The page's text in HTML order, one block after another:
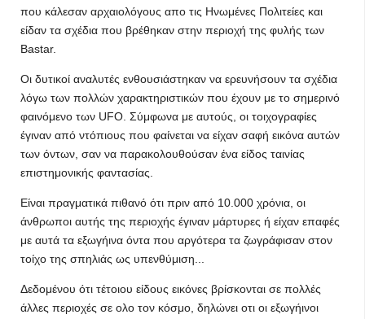
που κάλεσαν αρχαιολόγους απο τις Ηνωμένες Πολιτείες και
είδαν τα σχέδια που βρέθηκαν στην περιοχή της φυλής των
Bastar.
Οι δυτικοί αναλυτές ενθουσιάστηκαν να ερευνήσουν τα σχέδια
λόγω των πολλών χαρακτηριστικών που έχουν με το σημερινό
φαινόμενο των UFO. Σύμφωνα με αυτούς, οι τοιχογραφίες
έγιναν από ντόπιους που φαίνεται να είχαν σαφή εικόνα αυτών
των όντων, σαν να παρακολουθούσαν ένα είδος ταινίας
επιστημονικής φαντασίας.
Είναι πραγματικά πιθανό ότι πριν από 10.000 χρόνια, οι
άνθρωποι αυτής της περιοχής έγιναν μάρτυρες ή είχαν επαφές
με αυτά τα εξωγήινα όντα που αργότερα τα ζωγράφισαν στον
τοίχο της σπηλιάς ως υπενθύμιση...
Δεδομένου ότι τέτοιου είδους εικόνες βρίσκονται σε πολλές
άλλες περιοχές σε ολο τον κόσμο, δηλώνει οτι οι εξωγήινοι